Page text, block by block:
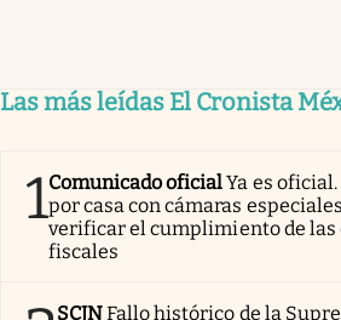
Las más leídas El Cronista
1Comunicado oficialYa es
por casa con cámaras
verificar el cumplimiento de las
fiscales
SCJNFallo histórico de la